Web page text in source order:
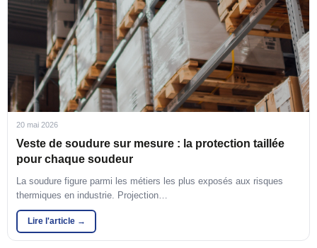
20 mai 2026
Veste de soudure sur mesure : la protection taillée
pour chaque soudeur
La soudure figure parmi les métiers les plus exposés aux risques
thermiques en industrie. Projection…
Lire l'article →